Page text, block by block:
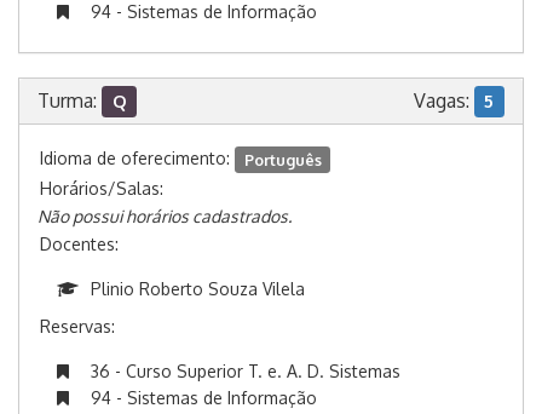
94 - Sistemas de Informação
Turma: Q Vagas: 5
Idioma de oferecimento: Português
Horários/Salas:
Não possui horários cadastrados.
Docentes:
Plinio Roberto Souza Vilela
Reservas:
36 - Curso Superior T. e. A. D. Sistemas
94 - Sistemas de Informação